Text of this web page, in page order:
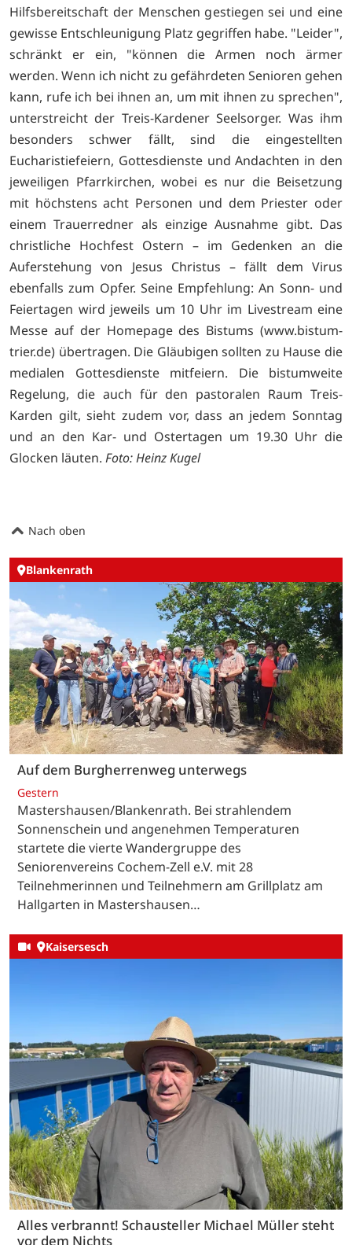
Hilfsbereitschaft der Menschen gestiegen sei und eine
gewisse Entschleunigung Platz gegriffen habe. "Leider",
schränkt er ein, "können die Armen noch ärmer
werden. Wenn ich nicht zu gefährdeten Senioren gehen
kann, rufe ich bei ihnen an, um mit ihnen zu sprechen",
unterstreicht der Treis-Kardener Seelsorger. Was ihm
besonders schwer fällt, sind die eingestellten
Eucharistiefeiern, Gottesdienste und Andachten in den
jeweiligen Pfarrkirchen, wobei es nur die Beisetzung
mit höchstens acht Personen und dem Priester oder
einem Trauerredner als einzige Ausnahme gibt. Das
christliche Hochfest Ostern – im Gedenken an die
Auferstehung von Jesus Christus – fällt dem Virus
ebenfalls zum Opfer. Seine Empfehlung: An Sonn- und
Feiertagen wird jeweils um 10 Uhr im Livestream eine
Messe auf der Homepage des Bistums (www.bistum-
trier.de) übertragen. Die Gläubigen sollten zu Hause die
medialen Gottesdienste mitfeiern. Die bistumweite
Regelung, die auch für den pastoralen Raum Treis-
Karden gilt, sieht zudem vor, dass an jedem Sonntag
und an den Kar- und Ostertagen um 19.30 Uhr die
Glocken läuten. Foto: Heinz Kugel
Nach oben
Blankenrath
Auf dem Burgherrenweg unterwegs
Gestern
Mastershausen/Blankenrath. Bei strahlendem
Sonnenschein und angenehmen Temperaturen
startete die vierte Wandergruppe des
Seniorenvereins Cochem-Zell e.V. mit 28
Teilnehmerinnen und Teilnehmern am Grillplatz am
Hallgarten in Mastershausen…
Kaisersesch
Alles verbrannt! Schausteller Michael Müller steht
vor dem Nichts